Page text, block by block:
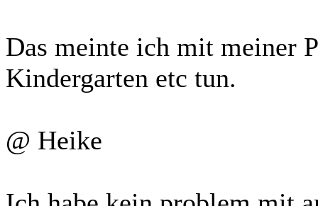
Das meinte ich mit meiner
Kindergarten etc tun.
@ Heike